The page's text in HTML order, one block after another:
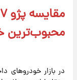
محبوب‌ترین